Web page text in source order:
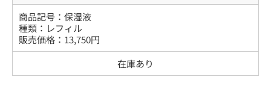
商品記号： 保湿液
種類 ： レフィル
販売価格： 13,750円
在庫あり